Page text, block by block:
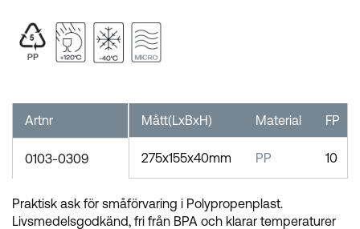
Mått(LxBxH) Material FP
275x155x40mm PP 10
Artnr
0103-0309
Praktisk ask för småförvaring i Polypropenplast.
Livsmedelsgodkänd, fri från BPA och klarar temperaturer